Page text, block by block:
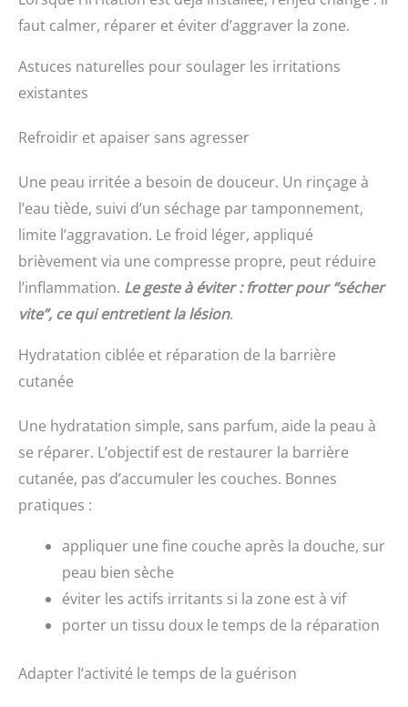
faut calmer, réparer et éviter d’aggraver la zone.
Astuces naturelles pour soulager les irritations
existantes
Refroidir et apaiser sans agresser
Une peau irritée a besoin de douceur. Un rinçage à
l’eau tiède, suivi d’un séchage par tamponnement,
limite l’aggravation. Le froid léger, appliqué
brièvement via une compresse propre, peut réduire
l’inflammation. Le geste à éviter : frotter pour “sécher
vite”, ce qui entretient la lésion.
Hydratation ciblée et réparation de la barrière
cutanée
Une hydratation simple, sans parfum, aide la peau à
se réparer. L’objectif est de restaurer la barrière
cutanée, pas d’accumuler les couches. Bonnes
pratiques :
appliquer une fine couche après la douche, sur
peau bien sèche
éviter les actifs irritants si la zone est à vif
porter un tissu doux le temps de la réparation
Adapter l’activité le temps de la guérison